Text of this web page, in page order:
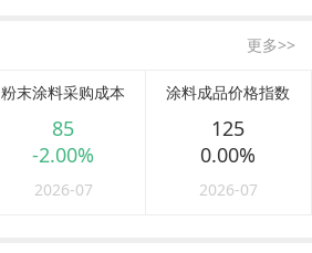
更多>>
粉末涂料采购成本
85
-2.00%
2026-07
涂料成品价格指数
125
0.00%
2026-07